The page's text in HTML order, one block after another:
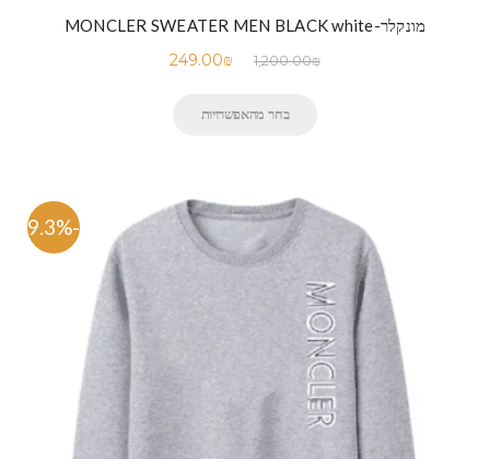
מונקלר-MONCLER SWEATER MEN BLACK white
1,200.00₪
249.00₪
בחר מהאפשרויות
-79.3%